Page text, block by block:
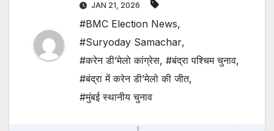
JAN 21, 2026
#BMC Election News,
#Suryoday Samachar,
#करेन डी’मेलो कांग्रेस, #बंद्रा पश्चिम चुनाव,
#बंद्रा में करेन डी’मेलो की जीत,
#मुंबई स्थानीय चुनाव